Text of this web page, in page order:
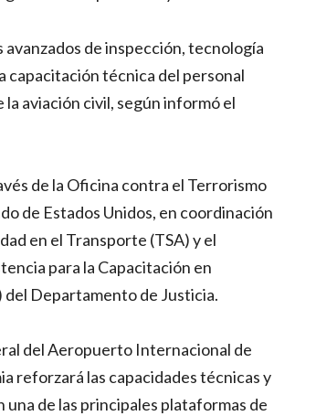
de inspección, tecnología
capacitación técnica del personal
aviación civil, según informó el
de la Oficina contra el Terrorismo
de Estados Unidos, en coordinación
en el Transporte (TSA) y el
para la Capacitación en
Departamento de Justicia.
del Aeropuerto Internacional de
reforzará las capacidades técnicas y
de las principales plataformas de